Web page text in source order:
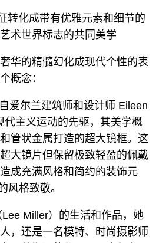
转化成带有优雅元素和细节的
术世界标志的共同美学
华的精髓幻化成现代个性的表
概念：
爱尔兰建筑师和设计师 Eileen
代主义运动的先驱，其美学概
管状金属打造的超大镜框。这
大镜片但保留极致轻盈的佩戴
成充满风格和简约的装饰元
风格致敬。
Miller）的生活和作品，她
，还是一名模特、时尚摄影师